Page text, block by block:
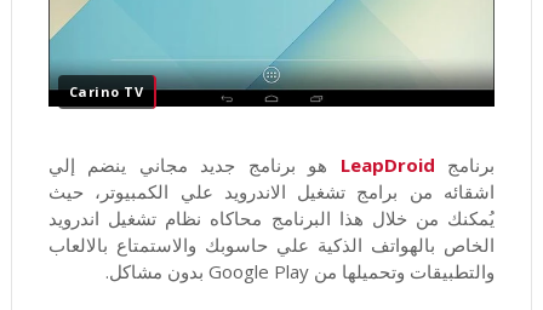
Carino TV
برنامج LeapDroid هو برنامج جديد مجاني ينضم إلي
اشقائه من برامج تشغيل الاندرويد علي الكمبيوتر، حيث
يُمكنك من خلال هذا البرنامج محاكاه نظام تشغيل اندرويد
الخاص بالهواتف الذكية علي حاسوبك والاستمتاع بالالعاب
والتطبيقات وتحميلها من Google Play بدون مشاكل.